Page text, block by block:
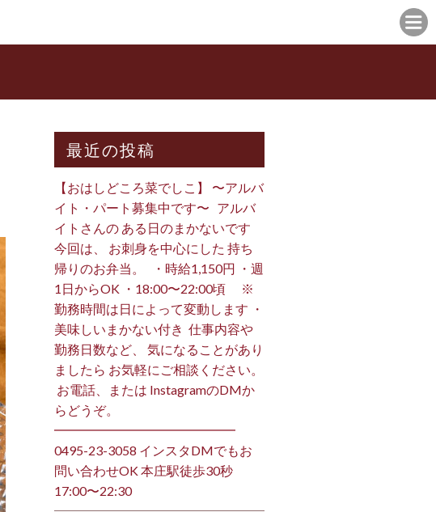
最近の投稿
【おはしどころ菜でしこ】 〜アルバ
イト・パート募集中です〜 ⁡ ⁡ アルバ
イトさんの ある日のまかないです ⁡
今回は、 お刺身を中心にした 持ち
帰りのお弁当。 ⁡ ⁡ ・時給1,150円 ・週
1日からOK ・18:00〜22:00頃 ※
勤務時間は日によって変動します ・
美味しいまかない付き ⁡ 仕事内容や
勤務日数など、 気になることがあり
ましたら お気軽にご相談ください。
⁡ お電話、または InstagramのDMか
らどうぞ。 ⁡
━━━━━━━━━━━━━━ ⁡
️0495-23-3058 インスタDMでもお
問い合わせOK 本庄駅徒歩30秒
17:00〜22:30 ⁡